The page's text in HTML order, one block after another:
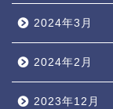
2024年3月
2024年2月
2023年12月